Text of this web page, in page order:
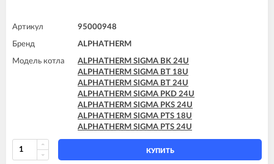
Артикул 95000948
Бренд ALPHATHERM
Модель котла
ALPHATHERM SIGMA BK 24U
ALPHATHERM SIGMA BT 18U
ALPHATHERM SIGMA BT 24U
ALPHATHERM SIGMA PKD 24U
ALPHATHERM SIGMA PKS 24U
ALPHATHERM SIGMA PTS 18U
ALPHATHERM SIGMA PTS 24U
КУПИТЬ